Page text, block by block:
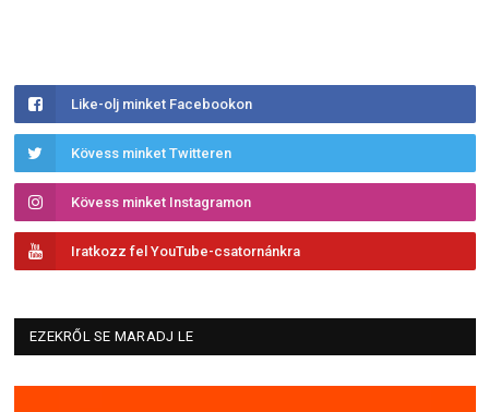
Like-olj minket Facebookon
Kövess minket Twitteren
Kövess minket Instagramon
Iratkozz fel YouTube-csatornánkra
EZEKRŐL SE MARADJ LE